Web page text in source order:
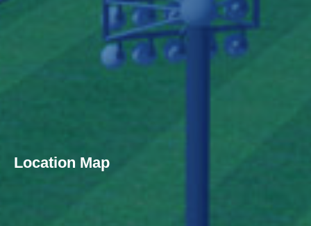
Location Map